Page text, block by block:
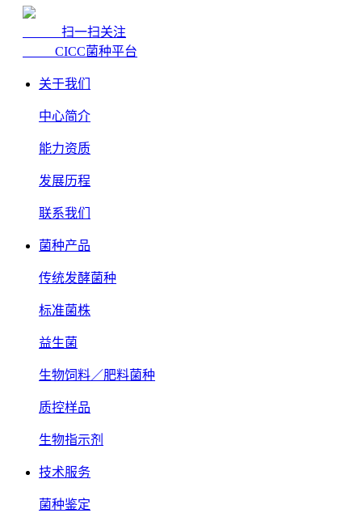
扫一扫关注
CICC菌种平台
关于我们
中心简介
能力资质
发展历程
联系我们
菌种产品
传统发酵菌种
标准菌株
益生菌
生物饲料／肥料菌种
质控样品
生物指示剂
技术服务
菌种鉴定